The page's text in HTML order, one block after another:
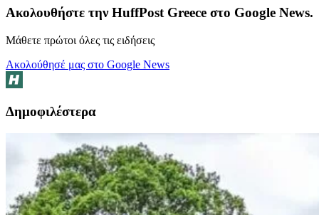
Ακολουθήστε την HuffPost Greece στο Google News.
Μάθετε πρώτοι όλες τις ειδήσεις
Ακολούθησέ μας στο Google News
Δημοφιλέστερα